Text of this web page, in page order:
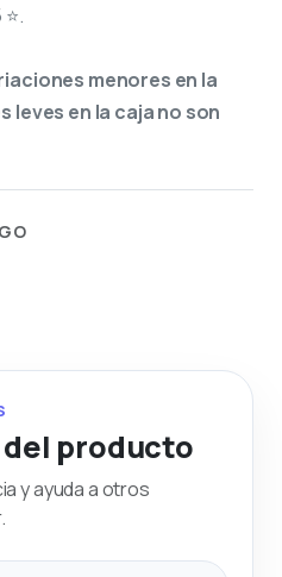
menores en la
en la caja no son
producto
y ayuda a otros